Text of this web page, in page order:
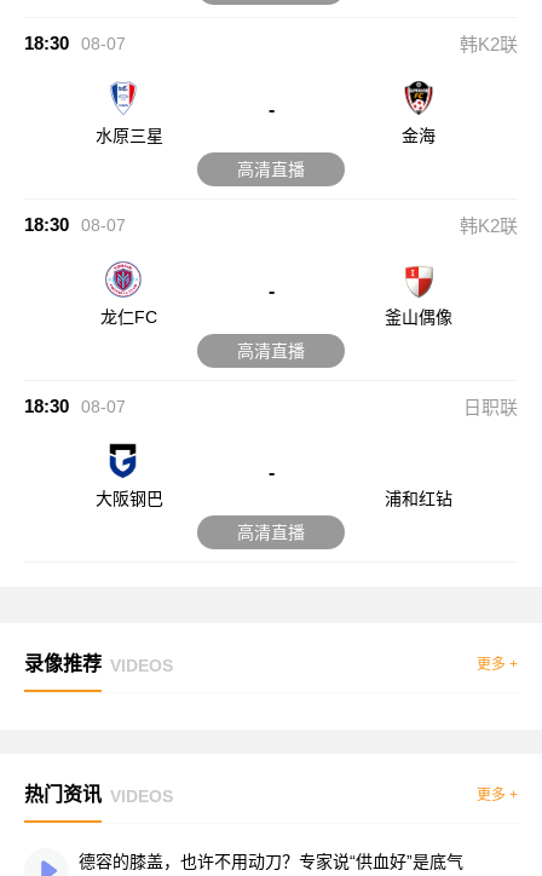
18:30 08-07 韩K2联
水原三星
-
金海
高清直播
18:30 08-07 韩K2联
龙仁FC
-
釜山偶像
高清直播
18:30 08-07 日职联
大阪钢巴
-
浦和红钻
高清直播
录像推荐 VIDEOS 更多 +
热门资讯 VIDEOS 更多 +
德容的膝盖，也许不用动刀？专家说“供血好”是底气